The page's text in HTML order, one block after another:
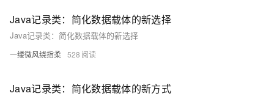
Java记录类：简化数据载体的新选择
Java记录类：简化数据载体的新选择
一缕微风绕指柔 528
Java记录类：简化数据载体的新方式